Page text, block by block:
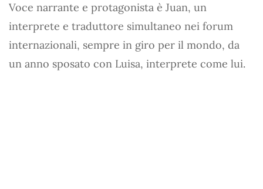
Voce narrante e protagonista è Juan, un
interprete e traduttore simultaneo nei forum
internazionali, sempre in giro per il mondo, da
un anno sposato con Luisa, interprete come lui.